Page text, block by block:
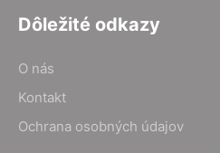
Dôležité odkazy
O nás
Kontakt
Ochrana osobných údajov